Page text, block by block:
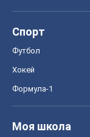
Спорт
Футбол
Хокей
Формула-1
Моя школа